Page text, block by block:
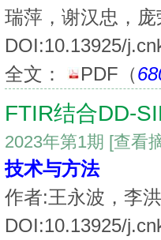
瑞萍，谢汉忠，庞
DOI:10.13925/
全文：
PDF （
FTIR结合DD-
2023年第1期 [查看
技术与方法
作者:王永波，李
DOI:10.13925/